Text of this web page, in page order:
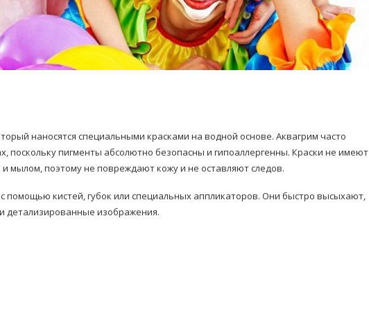
наносятся специальными красками на водной основе. Аквагрим часто
поскольку пигменты абсолютно безопасны и гипоаллергенны. Краски не имеют
мылом, поэтому не повреждают кожу и не оставляют следов.
с помощью кистей, губок или специальных аппликаторов. Они быстро высыхают,
детализированные изображения.